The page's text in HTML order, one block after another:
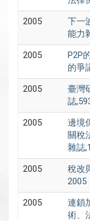
2005
下一
能力
2005
P2P
的爭
2005
臺灣
誌
2005
邊境
關稅
雜誌
2005
稅改
2005
2005
連鎖
術、